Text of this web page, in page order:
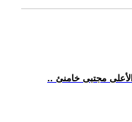
مجتبى خامنئ